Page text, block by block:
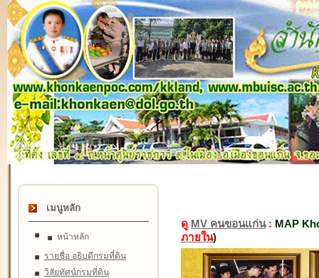
เมนูหลัก
หน้าหลัก
รายชื่อ อธิบดีกรมที่ดิน
วิสัยทัศน์กรมที่ดิน
ดู MV คนขอนแก่น: MAP
ภายใน)